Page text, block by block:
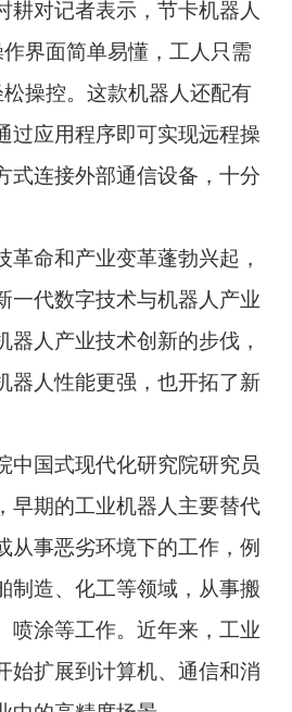
耕对记者表示，节卡机器人
界面简单易懂，工人只需
操控。这款机器人还配有
过应用程序即可实现远程操
式连接外部通信设备，十分
命和产业变革蓬勃兴起，
一代数字技术与机器人产业
器人产业技术创新的步伐，
器人性能更强，也开拓了新
国式现代化研究院研究员
早期的工业机器人主要替代
从事恶劣环境下的工作，例
制造、化工等领域，从事搬
喷涂等工作。近年来，工业
始扩展到计算机、通信和消